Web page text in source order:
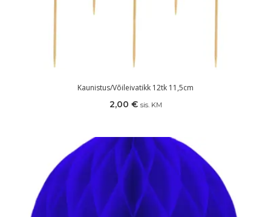
Kaunistus/võileivatikk 12tk 11,5cm
2,00 € sis. KM